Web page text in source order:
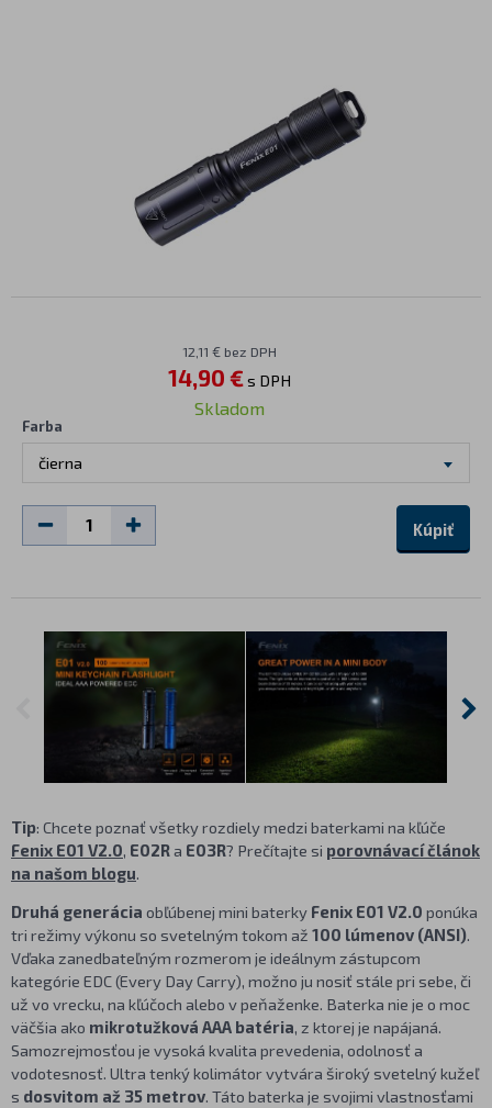
12,11 € bez DPH
14,90 €s DPH
Skladom
Farba
čierna
Kúpiť
Tip: Chcete poznať všetky rozdiely medzi baterkami na kľúče
Fenix E01 V2.0, E02Ra E03R? Prečítajte si porovnávací článok
na našom blogu.
Druhá generácia obľúbenej mini baterky Fenix E01 V2.0 ponúka
tri režimy výkonu so svetelným tokom až 100 lúmenov (ANSI).
Vďaka zanedbateľným rozmerom je ideálnym zástupcom
kategórie EDC (Every Day Carry), možno ju nosiť stále pri sebe, či
už vo vrecku, na kľúčoch alebo v peňaženke. Baterka nie je o moc
väčšia ako mikrotužková AAA batéria, z ktorej je napájaná.
Samozrejmosťou je vysoká kvalita prevedenia, odolnosť a
vodotesnosť. Ultra tenký kolimátor vytvára široký svetelný kužeľ
s dosvitom až 35 metrov. Táto baterka je svojimi vlastnosťami